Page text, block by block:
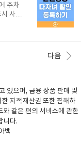
3회
상춘
.위 동
역사
주차
사전
등록
건은
모두
감면
자녀
천공
할 수
간단하
서
다음
있으며, 금융 상품 판매 및
지적재산권 또한 침해하
와 같은 편의 서비스에 관한
니다.
백